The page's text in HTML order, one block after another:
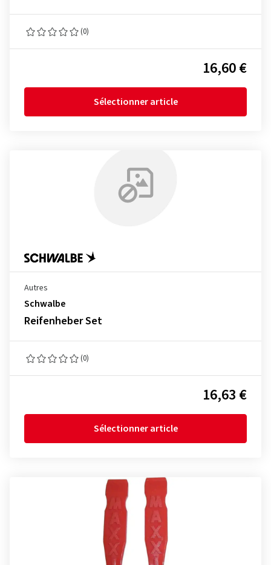
(0)
16,60 €
Sélectionner article
Autres
Schwalbe
Reifenheber Set
(0)
16,63 €
Sélectionner article